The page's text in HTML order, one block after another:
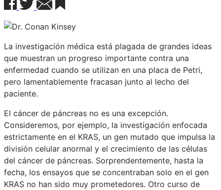
La investigación médica está plagada de grandes ideas
que muestran un progreso importante contra una
enfermedad cuando se utilizan en una placa de Petri,
pero lamentablemente fracasan junto al lecho del
paciente.
El cáncer de páncreas no es una excepción.
Consideremos, por ejemplo, la investigación enfocada
estrictamente en el KRAS, un gen mutado que impulsa la
división celular anormal y el crecimiento de las células
del cáncer de páncreas. Sorprendentemente, hasta la
fecha, los ensayos que se concentraban solo en el gen
KRAS no han sido muy prometedores. Otro curso de